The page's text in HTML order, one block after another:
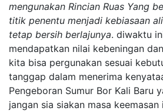
mengunakan Rincian Ruas Yang
titik penentu menjadi kebiasaan
tetap bersih berlajunya. diwaktu
mendapatkan nilai kebeningan
kita bisa pergunakan sesuai
tanggap dalam menerima
Pengeboran Sumur Bor Kali Baru
jangan sia siakan masa keemasan